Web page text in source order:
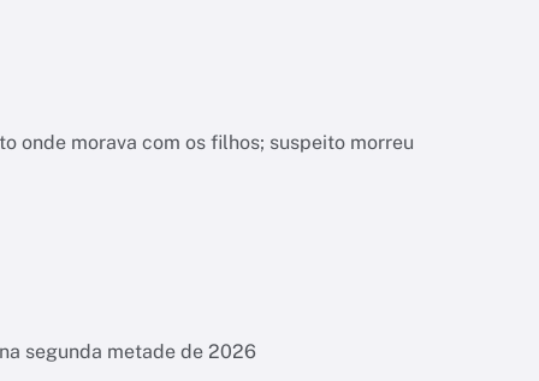
onde morava com os filhos; suspeito morreu
segunda metade de 2026